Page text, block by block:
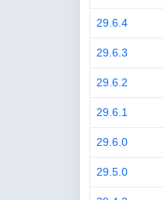
29.6.4
29.6.3
29.6.2
29.6.1
29.6.0
29.5.0